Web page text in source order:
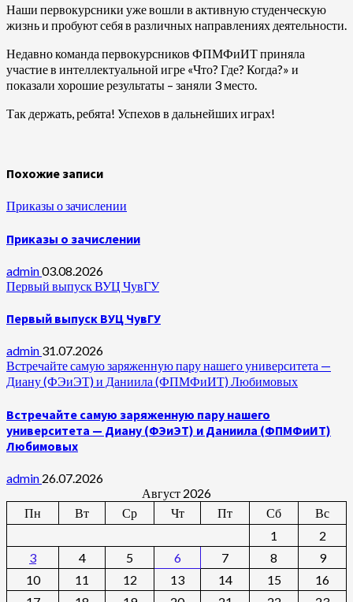
Наши первокурсники уже вошли в активную студенческую
жизнь и пробуют себя в различных направлениях деятельности.
Недавно команда первокурсников ФПМФиИТ приняла
участие в интеллектуальной игре «Что? Где? Когда?» и
показали хорошие результаты – заняли 3 место.
Так держать, ребята! Успехов в дальнейших играх!
Похожие записи
Приказы о зачислении
Приказы о зачислении
admin03.08.2026
Первый выпуск ВУЦ ЧувГУ
Первый выпуск ВУЦ ЧувГУ
admin 31.07.2026
Встречайте самую заряженную пару нашего университета —
Диану (ФЭиЭТ) и Даниила (ФПМФиИТ) Любимовых
Встречайте самую заряженную пару нашего
университета — Диану (ФЭиЭТ) и Даниила (ФПМФиИТ)
Любимовых
admin 26.07.2026
Август 2026
Пн
Вт Ср Чт Пт Сб
Вс
1
2
3
4 5 6 7 8
9
10
11 12 13 14 15
16